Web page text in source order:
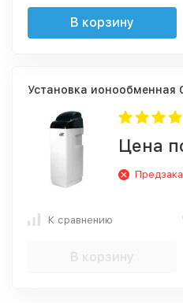
В корзину
Установка ионообменная
Цена
К сравнению
В корзину